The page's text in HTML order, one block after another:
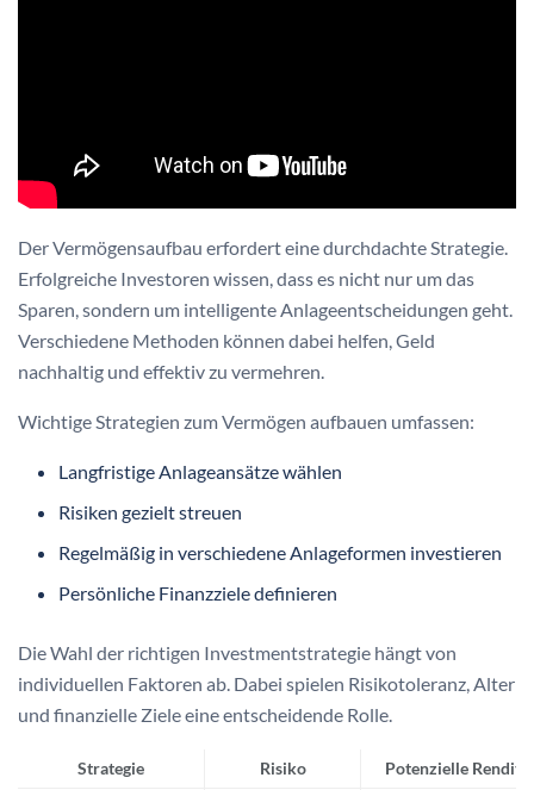
Der Vermögensaufbau erfordert eine durchdachte Strategie.
Erfolgreiche Investoren wissen, dass es nicht nur um das
Sparen, sondern um intelligente Anlageentscheidungen geht.
Verschiedene Methoden können dabei helfen, Geld
nachhaltig und effektiv zu vermehren.
Wichtige Strategien zum Vermögen aufbauen umfassen:
Langfristige Anlageansätze wählen
Risiken gezielt streuen
Regelmäßig in verschiedene Anlageformen investieren
Persönliche Finanzziele definieren
Die Wahl der richtigen Investmentstrategie hängt von
individuellen Faktoren ab. Dabei spielen Risikotoleranz, Alter
und finanzielle Ziele eine entscheidende Rolle.
Strategie Risiko Potenzielle Rendite